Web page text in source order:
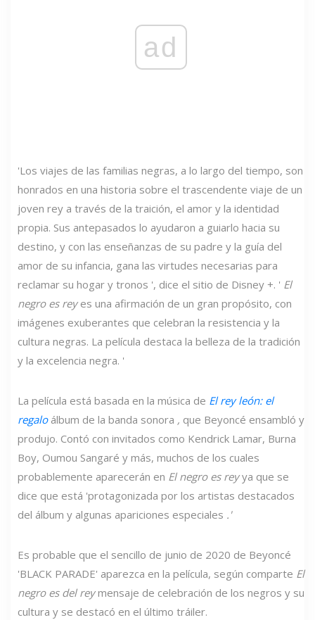
ad
'Los viajes de las familias negras, a lo largo del tiempo, son
honrados en una historia sobre el trascendente viaje de un
joven rey a través de la traición, el amor y la identidad
propia. Sus antepasados ​​lo ayudaron a guiarlo hacia su
destino, y con las enseñanzas de su padre y la guía del
amor de su infancia, gana las virtudes necesarias para
reclamar su hogar y tronos ', dice el sitio de Disney +. ' El
negro es reyes una afirmación de un gran propósito, con
imágenes exuberantes que celebran la resistencia y la
cultura negras. La película destaca la belleza de la tradición
y la excelencia negra. '
La película está basada en la música de El rey león: el
regalo álbum de la banda sonora , que Beyoncé ensambló y
produjo. Contó con invitados como Kendrick Lamar, Burna
Boy, Oumou Sangaré y más, muchos de los cuales
probablemente aparecerán en El negro es reyya que se
dice que está 'protagonizada por los artistas destacados
del álbum y algunas apariciones especiales .'
Es probable que el sencillo de junio de 2020 de Beyoncé
'BLACK PARADE' aparezca en la película, según comparte El
negro es del reymensaje de celebración de los negros y su
cultura y se destacó en el último tráiler.